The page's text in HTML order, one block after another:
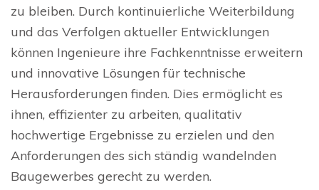
zu bleiben. Durch kontinuierliche Weiterbildung
und das Verfolgen aktueller Entwicklungen
können Ingenieure ihre Fachkenntnisse erweitern
und innovative Lösungen für technische
Herausforderungen finden. Dies ermöglicht es
ihnen, effizienter zu arbeiten, qualitativ
hochwertige Ergebnisse zu erzielen und den
Anforderungen des sich ständig wandelnden
Baugewerbes gerecht zu werden.